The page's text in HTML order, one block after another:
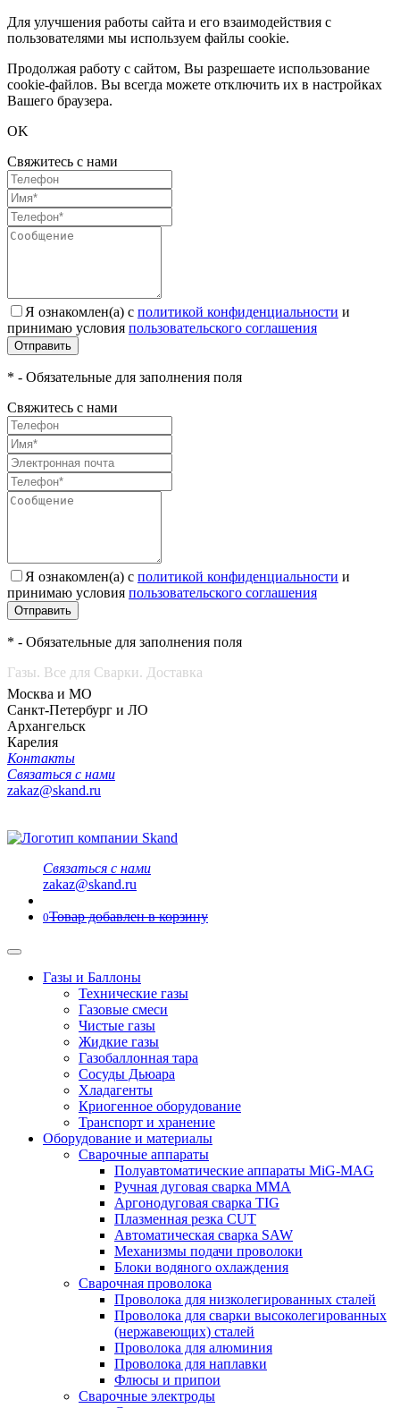
Для улучшения работы сайта и его взаимодействия с
пользователями мы используем файлы cookie.
Продолжая работу с сайтом, Вы разрешаете использование
cookie-файлов. Вы всегда можете отключить их в настройках
Вашего браузера.
OK
Свяжитесь с нами
Я ознакомлен(а) с политикой конфиденциальности и
принимаю условия пользовательского соглашения
Отправить
* - Обязательные для заполнения поля
Свяжитесь с нами
Я ознакомлен(а) с политикой конфиденциальности и
принимаю условия пользовательского соглашения
Отправить
* - Обязательные для заполнения поля
Газы. Все для Сварки. Доставка
Москва и МО
Санкт-Петербург и ЛО
Архангельск
Карелия
Контакты
Связаться с нами
zakaz@skand.ru
Связаться с нами
zakaz@skand.ru
0Товар добавлен в корзину
Газы и Баллоны
Технические газы
Газовые смеси
Чистые газы
Жидкие газы
Газобаллонная тара
Сосуды Дьюара
Хладагенты
Криогенное оборудование
Транспорт и хранение
Оборудование и материалы
Сварочные аппараты
Полуавтоматические аппараты MiG-MAG
Ручная дуговая сварка MMA
Аргонодуговая сварка TIG
Плазменная резка CUT
Автоматическая сварка SAW
Механизмы подачи проволоки
Блоки водяного охлаждения
Сварочная проволока
Проволока для низколегированных сталей
Проволока для сварки высоколегированных
(нержавеющих) сталей
Проволока для алюминия
Проволока для наплавки
Флюсы и припои
Сварочные электроды